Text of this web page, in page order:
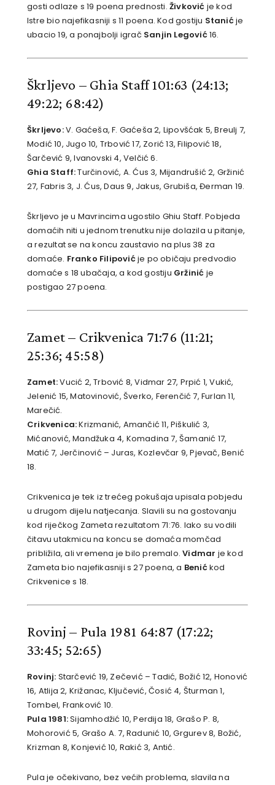
gosti odlaze s 19 poena prednosti. Živković je kod
Istre bio najefikasniji s 11 poena. Kod gostiju Stanićje
ubacio 19, a ponajbolji igrač Sanjin Legović16.
Škrljevo – Ghia Staff 101:63 (24:13;
49:22; 68:42)
Škrljevo:V. Gaćeša, F. Gaćeša 2, Lipovšćak 5, Breulj 7,
Modić 10, Jugo 10, Trbović 17, Zorić 13, Filipović 18,
Šarčević 9, Ivanovski 4, Velčić 6.
Ghia Staff:Turčinović, A. Ćus 3, Mijandrušić 2, Gržinić
27, Fabris 3, J. Ćus, Daus 9, Jakus, Grubiša, Đerman 19.
Škrljevo je u Mavrincima ugostilo Ghiu Staff. Pobjeda
domaćih niti u jednom trenutku nije dolazila u pitanje,
a rezultat se na koncu zaustavio na plus 38 za
domaće. Franko Filipovićje po običaju predvodio
domaće s 18 ubačaja, a kod gostiju Gržinić je
postigao 27 poena.
Zamet – Crikvenica 71:76 (11:21;
25:36; 45:58)
Zamet:Vucić 2, Trbović 8, Vidmar 27, Prpić 1, Vukić,
Jelenić 15, Matovinović, Šverko, Ferenčić 7, Furlan 11,
Marečić.
Crikvenica:Krizmanić, Amančić 11, Piškulić 3,
Mićanović, Mandžuka 4, Komadina 7, Šamanić 17,
Matić 7, Jerčinović – Juras, Kozlevčar 9, Pjevač, Benić
18.
Crikvenica je tek iz trećeg pokušaja upisala pobjedu
u drugom dijelu natjecanja. Slavili su na gostovanju
kod riječkog Zameta rezultatom 71:76. Iako su vodili
čitavu utakmicu na koncu se domaća momčad
približila, ali vremena je bilo premalo. Vidmar je kod
Zameta bio najefikasniji s 27 poena, a Benićkod
Crikvenice s 18.
Rovinj – Pula 1981 64:87 (17:22;
33:45; 52:65)
Rovinj: Starčević 19, Zečević – Tadić, Božić 12, Honović
16, Atlija 2, Križanac, Ključević, Čosić 4, Šturman 1,
Tombel, Franković 10.
Pula 1981:Sijamhodžić 10, Perdija 18, Grašo P. 8,
Mohorović 5, Grašo A. 7, Radunić 10, Grgurev 8, Božić,
Krizman 8, Konjević 10, Rakić 3, Antić.
Pula je očekivano, bez većih problema, slavila na